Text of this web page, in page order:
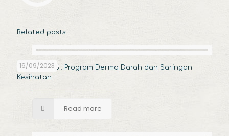
Related posts
16/09/2023
16 Sep. 2023 : Program Derma Darah dan Saringan
Kesihatan
Read more